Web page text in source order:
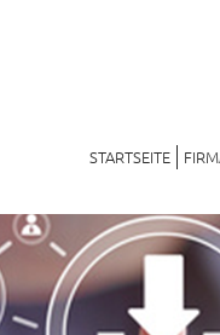
STARTSEITE